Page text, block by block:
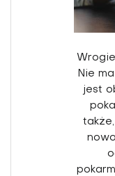
Nie
jest